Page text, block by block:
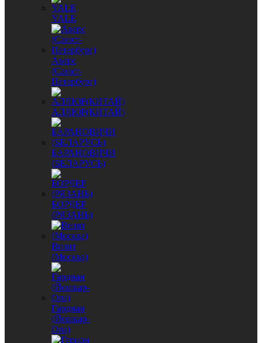
YALE
Аверс
(Санкт-
Петербург)
АЛЛЮР(КИТАЙ)
БАРАНОВИЧИ
(БЕЛАРУСЬ)
БОРДЕР
(РЯЗАНЬ)
Визит
(Москва)
Гардиан
(Йошкар-
Ола)